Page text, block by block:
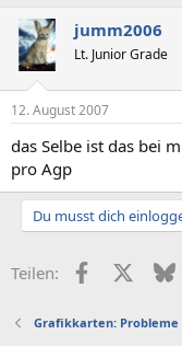
jumm2006
Lt. Junior Grade
12. August 2007
das Selbe ist das bei
pro Agp
Du musst dich
Teilen: Facebook
X
Grafikkarten: Probleme